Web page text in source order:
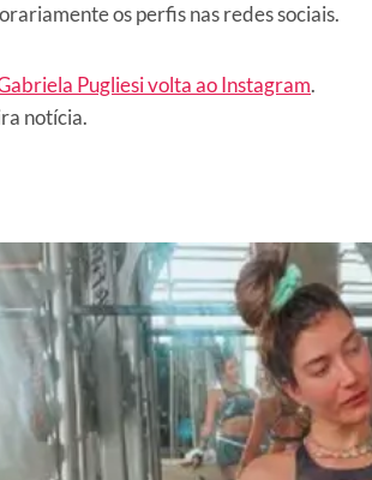
os perfis nas redes sociais.
Pugliesi volta ao Instagram.
notícia.